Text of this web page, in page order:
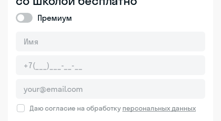
Премиум
Даю согласие на обработку персональных данных